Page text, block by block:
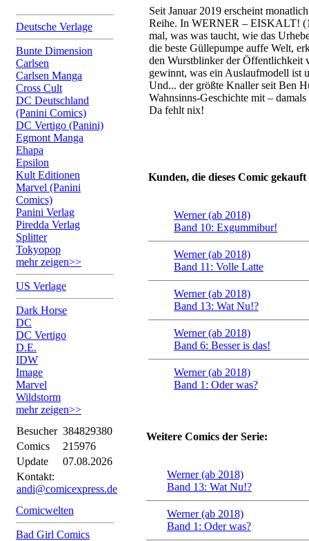
Deutsche Verlage
Bunte Dimension
Carlsen
Carlsen Manga
Cross Cult
DC Deutschland
(Panini Comics)
DC Vertigo (Panini)
Egmont Manga
Ehapa
Epsilon
Kult Editionen
Marvel (Panini
Comics)
Panini Verlag
Piredda Verlag
Splitter
Tokyopop
mehr zeigen>>
US Verlage
Dark Horse
DC
DC Vertigo
D.E.
IDW
Image
Marvel
Wildstorm
mehr zeigen>>
Besucher 384829380
Comics
215976
Update
07.08.2026
Kontakt:
andi@comicexpress.de
Comicwelten
Bad Girl Comics
Seit Januar 2019 erscheint
Reihe. In WERNER – EISKALT!
mal, was was taucht, wie das
die beste Güllepumpe auffe Welt,
den Wurstblinker der Öffentlichkeit
gewinnt, was ein Auslaufmodell ist
Und... der größte Knaller seit Ben
Wahnsinns-Geschichte mit –
Da fehlt nix!
Kunden, die dieses Comic
Werner (ab 2018)
Band 10: Exgummibur!
Werner (ab 2018)
Band 11: Volle Latte
Werner (ab 2018)
Band 13: Wat Nu!?
Werner (ab 2018)
Band 6: Besser is das!
Werner (ab 2018)
Band 1: Oder was?
Weitere Comics der Serie:
Werner (ab 2018)
Band 13: Wat Nu!?
Werner (ab 2018)
Band 1: Oder was?